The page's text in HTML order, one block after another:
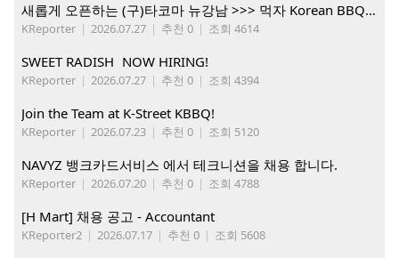
새롭게 오픈하는 (구)타코마 뉴강남 >>> 먹자 Korean BBQ 구인중
KReporter | 2026.07.27 | 추천 0 | 조회 4614
SWEET RADISH NOW HIRING!
KReporter | 2026.07.27 | 추천 0 | 조회 4394
Join the Team at K-Street KBBQ!
KReporter | 2026.07.23 | 추천 0 | 조회 5120
NAVYZ 뱅크카드서비스 에서 테크니션을 채용 합니다.
KReporter | 2026.07.20 | 추천 0 | 조회 4788
[H Mart] 채용 공고 - Accountant
KReporter2 | 2026.07.17 | 추천 0 | 조회 5608